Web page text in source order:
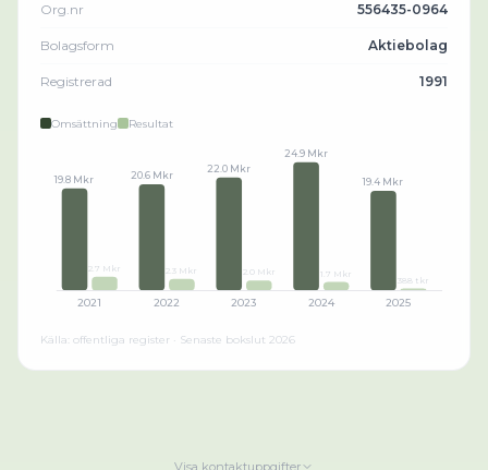
Org.nr 556435-0964
Bolagsform Aktiebolag
Registrerad 1991
Omsättning Resultat
19.8 Mkr
2.7 Mkr
2021
20.6 Mkr
2.3 Mkr
2022
22.0 Mkr
2.0 Mkr
2023
24.9 Mkr
1.7 Mkr
2024
19.4 Mkr
388 tkr
2025
Källa: offentliga register · Senaste bokslut 2026